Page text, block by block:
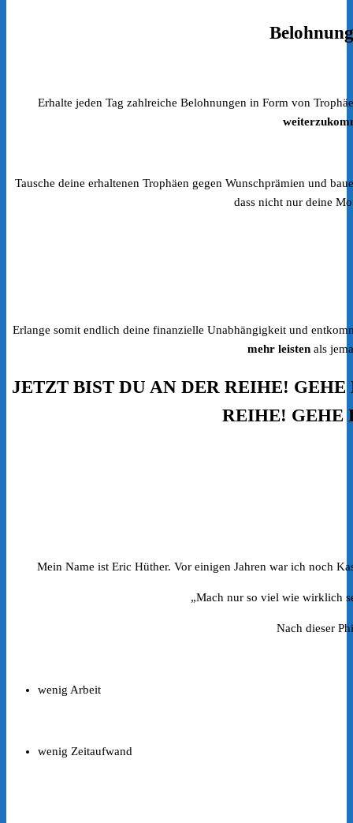
Erhalte jeden Tag zahlreiche Belohnungen in Form von
Tausche deine erhaltenen Trophäen gegen Wunschprämien und
dass nicht nur deine
Erlange somit endlich deine finanzielle Unabhängigkeit und
mehr leisten als
JETZT BIST DU AN DER REIHE!
REIHE! GEHE
Mein Name ist Eric Hüther. Vor einigen Jahren war ich noch
„Mach nur so viel wie wirklich
Nach dieser
wenig Arbeit
wenig Zeitaufwand